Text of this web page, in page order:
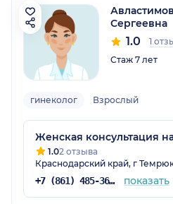
Сергеевна
1.0
1
Стаж 7 лет
гинеколог Взрослый
Женская консультация
1.02 отзыва
Краснодарский край, г
+7 (861) 485-36-39 показать